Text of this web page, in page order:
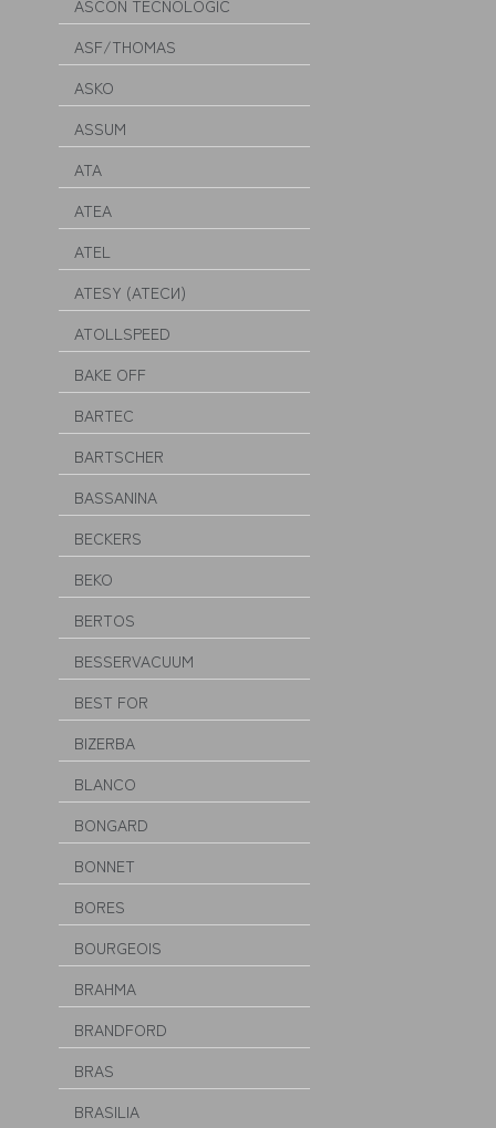
ASCON TECNOLOGIC
ASF/THOMAS
ASKO
ASSUM
ATA
ATEA
ATEL
ATESY (АТЕСИ)
ATOLLSPEED
BAKE OFF
BARTEC
BARTSCHER
BASSANINA
BECKERS
BEKO
BERTOS
BESSERVACUUM
BEST FOR
BIZERBA
BLANCO
BONGARD
BONNET
BORES
BOURGEOIS
BRAHMA
BRANDFORD
BRAS
BRASILIA